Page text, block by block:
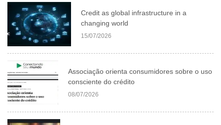
Credit as global infrastructure in a
changing world
15/07/2026
Associação orienta consumidores sobre o uso
consciente do crédito
08/07/2026